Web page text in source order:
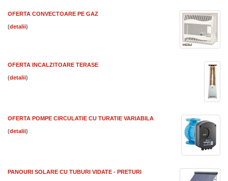
OFERTA CONVECTOARE PE GAZ
( )
OFERTA INCALZITOARE TERASE
( )
OFERTA POMPE CIRCULATIE CU TURATIE VARIABILA
( )
PANOURI SOLARE CU TUBURI VIDATE - PRETURI